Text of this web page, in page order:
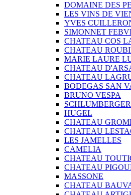
DOMAINE DES
LES VINS DE
YVES
SIMONNET
CHATEAU COS
CHATEAU
MARIE LAURE
CHATEAU
CHATEAU
BODEGAS SAN
BRUNO VESPA
SCHLUMBERGER
HUGEL
CHATEAU
CHATEAU
LES JAMELLES
CAMELIA
CHATEAU
CHATEAU
MASSONE
CHATEAU